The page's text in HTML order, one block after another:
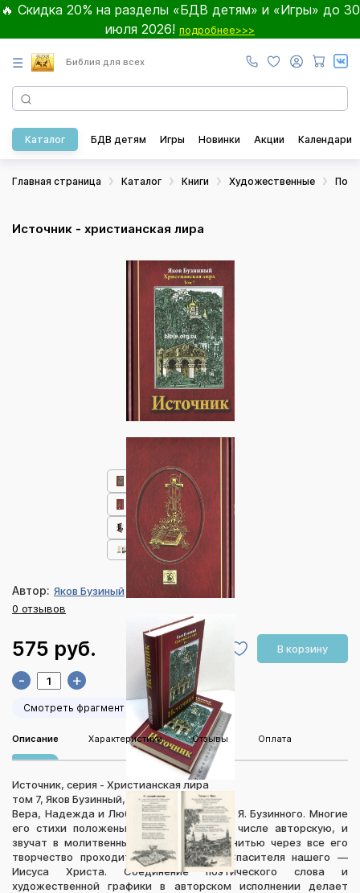
🔥 Скидка 20% на разделы «БДВ детям» и «Игры» до 30
июля 2026! подробнее>>>
☰ Библия для всех
Каталог БДВ детям Игры Новинки Акции Календари
Главная страница Каталог Книги Художественные
Источник - христианская лира
Автор: Яков Бузиный
0 отзывов
575 руб. В корзину
- +
Смотреть фрагмент
Описание Характеристики Отзывы Оплата
Источник, серия - Христианская лира
том 7, Яков Бузинный, Фонд "Надежда"
Вера, Надежда и Любовь — душа поэзии Я. Бузинного. Многие
его стихи положены на музыку, в том числе авторскую, и
звучат в молитвенных домах. Красной нитью через все его
творчество проходит имя Господа и Спасителя нашего —
Иисуса Христа. Соединение поэтического слова и
художественной графики в авторском исполнении делает